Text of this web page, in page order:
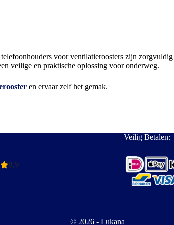
voor ventilatieroosters zijn
veilige en praktische oplossing voor onderweg.
en ervaar zelf het gemak.
Veilig Betalen:
© 2026 - Lukana